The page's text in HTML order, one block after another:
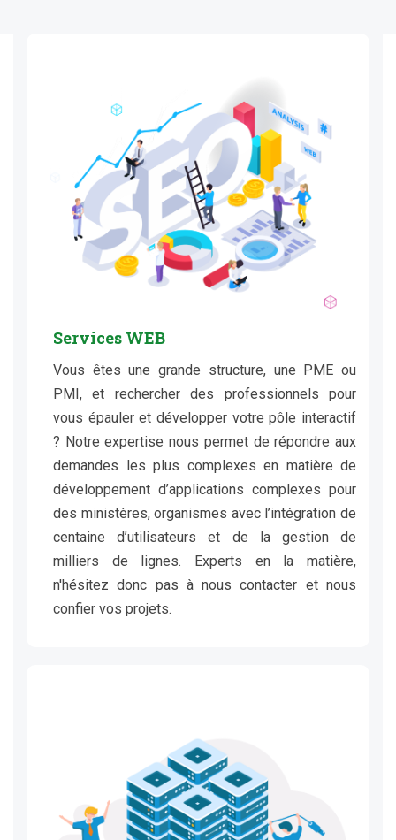
Services WEB
Vous êtes une grande structure, une PME ou
PMI, et rechercher des professionnels pour
vous épauler et développer votre pôle interactif
? Notre expertise nous permet de répondre aux
demandes les plus complexes en matière de
développement d’applications complexes pour
des ministères, organismes avec l’intégration de
centaine d’utilisateurs et de la gestion de
milliers de lignes. Experts en la matière,
n'hésitez donc pas à nous contacter et nous
confier vos projets.